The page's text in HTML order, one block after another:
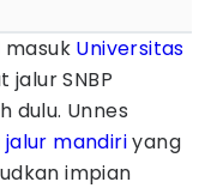
masuk Universitas
jalur SNBP
dulu. Unnes
jalur mandiriyang
impian